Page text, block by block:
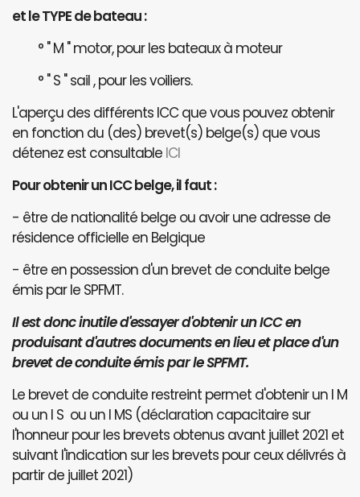
et le TYPE de bateau :
° " M " motor, pour les bateaux à moteur
° " S " sail , pour les voiliers.
L'aperçu des différents ICC que vous pouvez obtenir
en fonction du (des) brevet(s) belge(s) que vous
détenez est consultable ICI
Pour obtenir un ICC belge, il faut :
- être de nationalité belge ou avoir une adresse de
résidence officielle en Belgique
- être en possession d'un brevet de conduite belge
émis par le SPFMT.
Il est donc inutile d'essayer d'obtenir un ICC en
produisant d'autres documents en lieu et place d'un
brevet de conduite émis par le SPFMT.
Le brevet de conduite restreint permet d'obtenir un I M
ou un I S ou un I MS (déclaration capacitaire sur
l'honneur pour les brevets obtenus avant juillet 2021 et
suivant l'indication sur les brevets pour ceux délivrés à
partir de juillet 2021)